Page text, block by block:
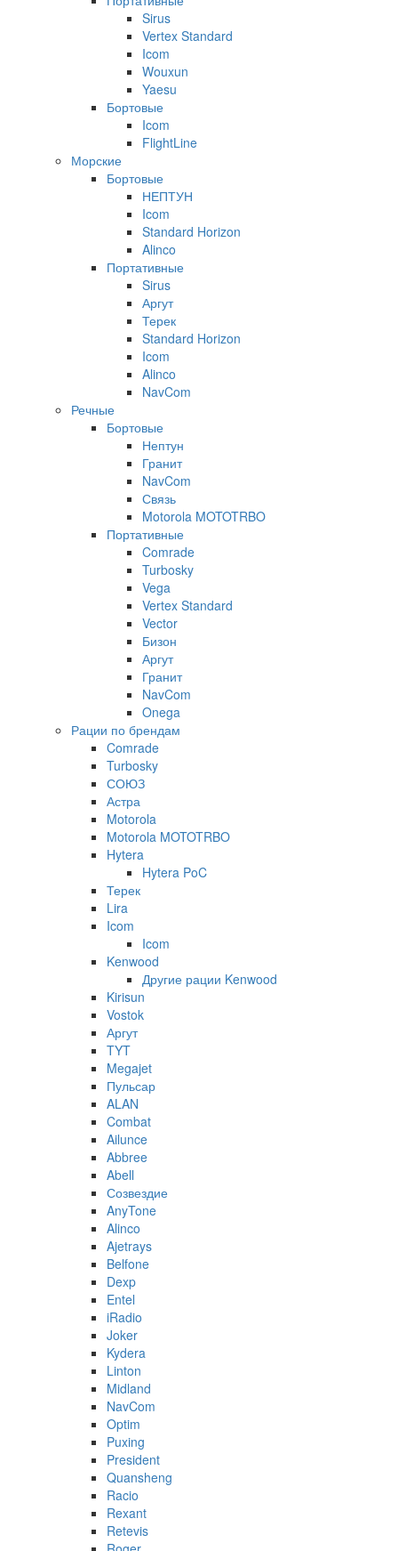
Sirus
Vertex Standard
Icom
Wouxun
Yaesu
Бортовые
Icom
FlightLine
Морские
Бортовые
НЕПТУН
Icom
Standard Horizon
Alinco
Портативные
Sirus
Аргут
Терек
Standard Horizon
Icom
Alinco
NavCom
Речные
Бортовые
Нептун
Гранит
NavCom
Связь
Motorola MOTOTRBO
Портативные
Comrade
Turbosky
Vega
Vertex Standard
Vector
Бизон
Аргут
Гранит
NavCom
Onega
Рации по брендам
Comrade
Turbosky
СОЮЗ
Астра
Motorola
Motorola MOTOTRBO
Hytera
Hytera PoC
Терек
Lira
Icom
Icom
Kenwood
Другие рации Kenwood
Kirisun
Vostok
Аргут
TYT
Megajet
Пульсар
ALAN
Combat
Ailunce
Abbree
Abell
Созвездие
AnyTone
Alinco
Ajetrays
Belfone
Dexp
Entel
iRadio
Joker
Kydera
Linton
Midland
NavCom
Optim
Puxing
President
Quansheng
Racio
Rexant
Retevis